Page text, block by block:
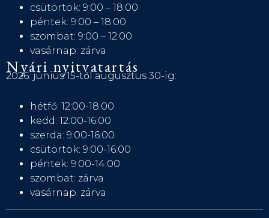
csütörtök: 9:00 – 18:00
péntek: 9:00 – 18:00
szombat: 9:00 – 12:00
vasárnap: zárva
Nyári nyitvatartás
2026. június 15-től augusztus 30-ig:
hétfő: 12:00-18:00
kedd: 12:00-16:00
szerda: 9:00-16:00
csütörtök: 9:00-16:00
péntek: 9:00-14:00
szombat: zárva
vasárnap: zárva